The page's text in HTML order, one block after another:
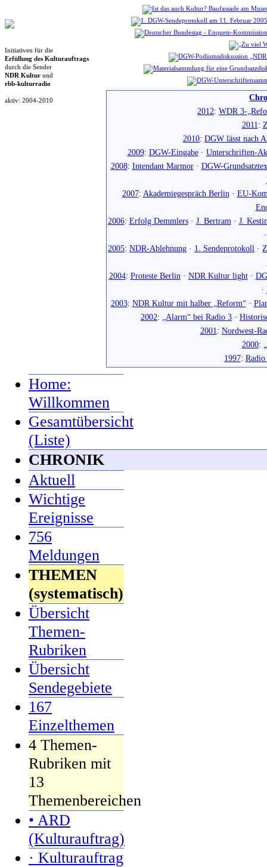
Initiativen für die
Erfüllung des Kulturauftrags
durch die Sender
NDR Kultur und
rbb-kulturradio
aktiv: 2004-2010
2012: WDR 3-
2011:
2010: DGW lässt nach
2009: DGW-Eingabe· Unterschriften-
2008: Intendant Marmor· DGW-
2007: Akademiegespräch Berlin · EU-
2006: Erfolg Demmlers· J. Bertram · J.
2005: NDR-Ablehnung · 1. Sendeprotokoll ·
2004: Proteste Berlin · NDR Kultur light·
·
2003: NDR Kultur mit halber „Reform“·
2002: „Alarm“ bei Radio 3 ·
2001: Nordwest-
2000:
1997:
Home:
Willkommen
Gesamtübersicht
(Liste)
CHRONIK
Aktuell
Wichtige
Ereignisse
756
Meldungen
THEMEN
(systematisch)
Übersicht
Themen-
Rubriken
Übersicht
Sendegebiete
167
Einzelthemen
4 Themen-
Rubriken mit
13
Themenbereichen
• ARD
(Kulturauftrag)
· Kulturauftrag